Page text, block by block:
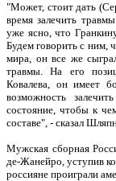
"Может, стоит дать
время залечить
уже ясно, что
Будем говорить с ним,
мира, он все же
травмы. На его
Ковалева, он имеет
возможность
состояние, чтобы к
составе", - сказал
Мужская сборная
де-Жанейро, уступив
россияне проиграли